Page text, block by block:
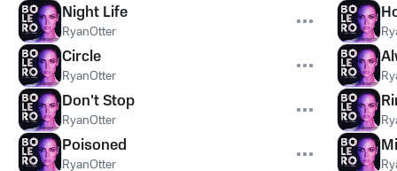
Night Life
RyanOtter
Circle
RyanOtter
Don't Stop
RyanOtter
Poisoned
RyanOtter